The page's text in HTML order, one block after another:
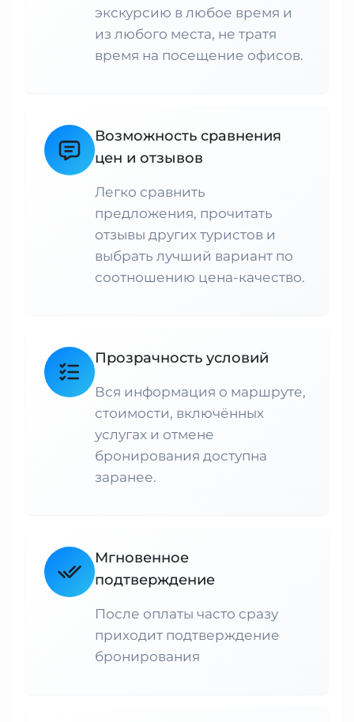
экскурсию в любое время и
из любого места, не тратя
время на посещение офисов.
Возможность сравнения
цен и отзывов
Легко сравнить
предложения, прочитать
отзывы других туристов и
выбрать лучший вариант по
соотношению цена-качество.
Прозрачность условий
Вся информация о маршруте,
стоимости, включённых
услугах и отмене
бронирования доступна
заранее.
Мгновенное
подтверждение
После оплаты часто сразу
приходит подтверждение
бронирования